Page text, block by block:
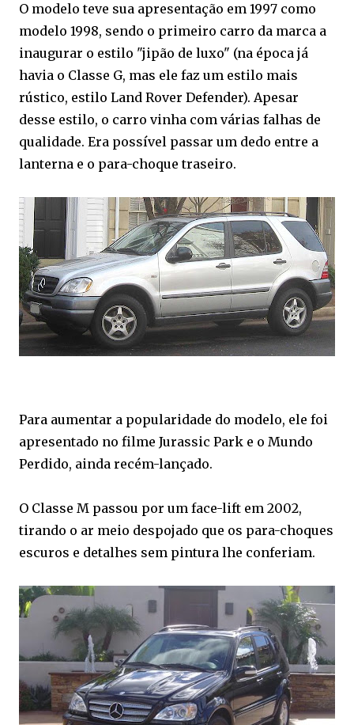
O modelo teve sua apresentação em 1997 como
modelo 1998, sendo o primeiro carro da marca a
inaugurar o estilo "jipão de luxo" (na época já
havia o Classe G, mas ele faz um estilo mais
rústico, estilo Land Rover Defender). Apesar
desse estilo, o carro vinha com várias falhas de
qualidade. Era possível passar um dedo entre a
lanterna e o para-choque traseiro.
Para aumentar a popularidade do modelo, ele foi
apresentado no filme Jurassic Park e o Mundo
Perdido, ainda recém-lançado.
O Classe M passou por um face-lift em 2002,
tirando o ar meio despojado que os para-choques
escuros e detalhes sem pintura lhe conferiam.